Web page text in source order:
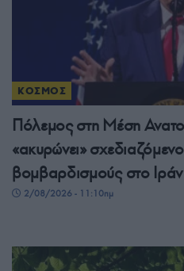
ΚΟΣΜΟΣ
Πόλεμος στη Μέση
«ακυρώνει»
βομβαρδισμούς στο Ιράν
2/08/2026 - 11:10πμ